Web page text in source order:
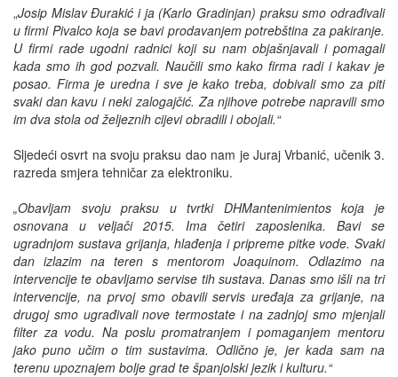
„Josip Mislav Đurakić i ja (Karlo Gradinjan) praksu smo odrađivali
u firmi Pivalco koja se bavi prodavanjem potrebština za pakiranje.
U firmi rade ugodni radnici koji su nam objašnjavali i pomagali
kada smo ih god pozvali. Naučili smo kako firma radi i kakav je
posao. Firma je uredna i sve je kako treba, dobivali smo za piti
svaki dan kavu i neki zalogajčić. Za njihove potrebe napravili smo
im dva stola od željeznih cijevi obradili i obojali.“
Sljedeći osvrt na svoju praksu dao nam je Juraj Vrbanić, učenik 3.
razreda smjera tehničar za elektroniku.
„Obavljam svoju praksu u tvrtki DHMantenimientos koja je
osnovana u veljači 2015. Ima četiri zaposlenika. Bavi se
ugradnjom sustava grijanja, hlađenja i pripreme pitke vode. Svaki
dan izlazim na teren s mentorom Joaquinom. Odlazimo na
intervencije te obavljamo servise tih sustava. Danas smo išli na tri
intervencije, na prvoj smo obavili servis uređaja za grijanje, na
drugoj smo ugrađivali nove termostate i na zadnjoj smo mjenjali
filter za vodu. Na poslu promatranjem i pomaganjem mentoru
jako puno učim o tim sustavima. Odlično je, jer kada sam na
terenu upoznajem bolje grad te španjolski jezik i kulturu.“